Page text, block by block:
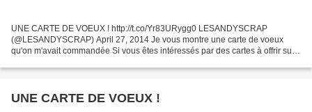
UNE CARTE DE VOEUX ! http://t.co/Yr83URygg0 LESANDYSCRAP
(@LESANDYSCRAP) April 27, 2014 Je vous montre une carte de voeux
qu'on m'avait commandée Si vous êtes intéressés par des cartes à offrir sur
UNE CARTE DE VOEUX !